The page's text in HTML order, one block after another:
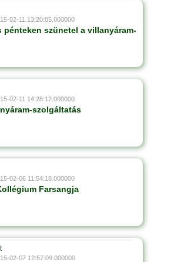
02-11 13:20:05.000000
pénteken szünetel a villanyáram-
02-11 14:28:12.000000
szolgáltatás
02-06 11:54:18.000000
Farsangja
02-07 12:57:09.000000